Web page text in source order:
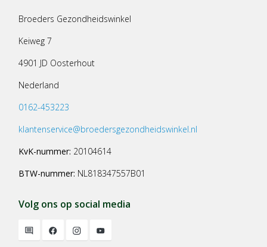
Broeders Gezondheidswinkel
Keiweg 7
4901 JD Oosterhout
Nederland
0162-453223
klantenservice@broedersgezondheidswinkel.nl
KvK-nummer: 20104614
BTW-nummer: NL818347557B01
Volg ons op social media